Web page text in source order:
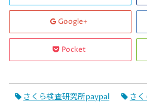
Google+
Pocket
さくら検査研究所paypal
さ